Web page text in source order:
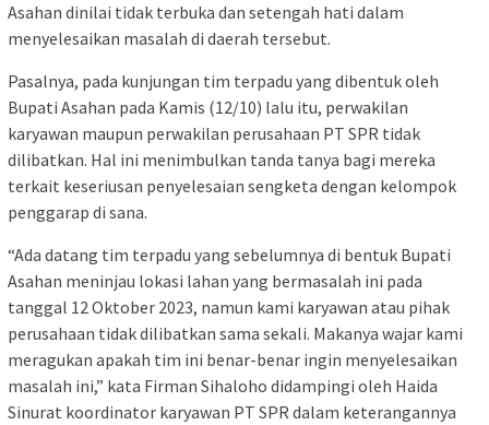
Asahan dinilai tidak terbuka dan setengah hati dalam
menyelesaikan masalah di daerah tersebut.
Pasalnya, pada kunjungan tim terpadu yang dibentuk oleh
Bupati Asahan pada Kamis (12/10) lalu itu, perwakilan
karyawan maupun perwakilan perusahaan PT SPR tidak
dilibatkan. Hal ini menimbulkan tanda tanya bagi mereka
terkait keseriusan penyelesaian sengketa dengan kelompok
penggarap di sana.
“Ada datang tim terpadu yang sebelumnya di bentuk Bupati
Asahan meninjau lokasi lahan yang bermasalah ini pada
tanggal 12 Oktober 2023, namun kami karyawan atau pihak
perusahaan tidak dilibatkan sama sekali. Makanya wajar kami
meragukan apakah tim ini benar-benar ingin menyelesaikan
masalah ini,” kata Firman Sihaloho didampingi oleh Haida
Sinurat koordinator karyawan PT SPR dalam keterangannya